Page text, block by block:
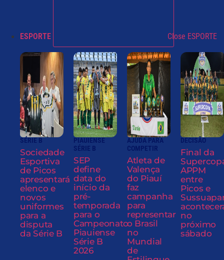
ESPORTE Close ESPORTE
SÉRIE B
Sociedade
Esportiva
de Picos
apresentará
elenco e
novos
uniformes
para a
disputa
da Série B
PIAUIENSE
SÉRIE B
SEP
define
data do
início da
pré-
temporada
para o
Campeonato
Piauiense
Série B
2026
AJUDA PARA
COMPETIR
Atleta de
Valença
do Piauí
faz
campanha
para
representar
o Brasil
no
Mundial
de
DECISÃO
Final da
APPM
entre
Picos e
no
próximo
sábado